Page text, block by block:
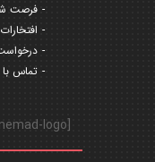
فرصت
تماس با
[rev_slider alias="nemad-logo"]